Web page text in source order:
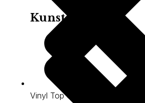
Vinyl Top Solid
Kunstgras